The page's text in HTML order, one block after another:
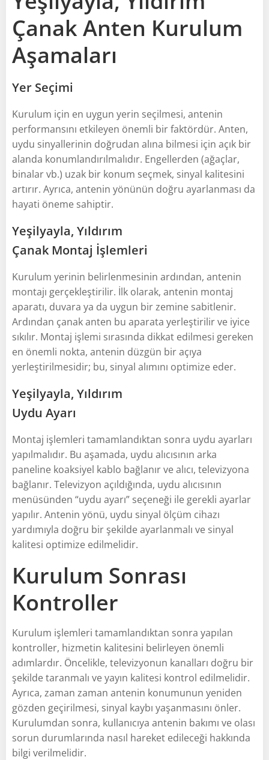
Çanak Anten Kurulum
Aşamaları
Yer Seçimi
Kurulum için en uygun yerin seçilmesi, antenin
performansını etkileyen önemli bir faktördür. Anten,
uydu sinyallerinin doğrudan alına bilmesi için açık bir
alanda konumlandırılmalıdır. Engellerden (ağaçlar,
binalar vb.) uzak bir konum seçmek, sinyal kalitesini
artırır. Ayrıca, antenin yönünün doğru ayarlanması da
hayati öneme sahiptir.
Yeşilyayla, Yıldırım
Çanak Montaj İşlemleri
Kurulum yerinin belirlenmesinin ardından, antenin
montajı gerçekleştirilir. İlk olarak, antenin montaj
aparatı, duvara ya da uygun bir zemine sabitlenir.
Ardından çanak anten bu aparata yerleştirilir ve iyice
sıkılır. Montaj işlemi sırasında dikkat edilmesi gereken
en önemli nokta, antenin düzgün bir açıya
yerleştirilmesidir; bu, sinyal alımını optimize eder.
Yeşilyayla, Yıldırım
Uydu Ayarı
Montaj işlemleri tamamlandıktan sonra uydu ayarları
yapılmalıdır. Bu aşamada, uydu alıcısının arka
paneline koaksiyel kablo bağlanır ve alıcı, televizyona
bağlanır. Televizyon açıldığında, uydu alıcısının
menüsünden “uydu ayarı” seçeneği ile gerekli ayarlar
yapılır. Antenin yönü, uydu sinyal ölçüm cihazı
yardımıyla doğru bir şekilde ayarlanmalı ve sinyal
kalitesi optimize edilmelidir.
Kurulum Sonrası
Kontroller
Kurulum işlemleri tamamlandıktan sonra yapılan
kontroller, hizmetin kalitesini belirleyen önemli
adımlardır. Öncelikle, televizyonun kanalları doğru bir
şekilde taranmalı ve yayın kalitesi kontrol edilmelidir.
Ayrıca, zaman zaman antenin konumunun yeniden
gözden geçirilmesi, sinyal kaybı yaşanmasını önler.
Kurulumdan sonra, kullanıcıya antenin bakımı ve olası
sorun durumlarında nasıl hareket edileceği hakkında
bilgi verilmelidir.